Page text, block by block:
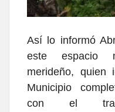
Así lo informó
este espacio
merideño, quien
Municipio
con el